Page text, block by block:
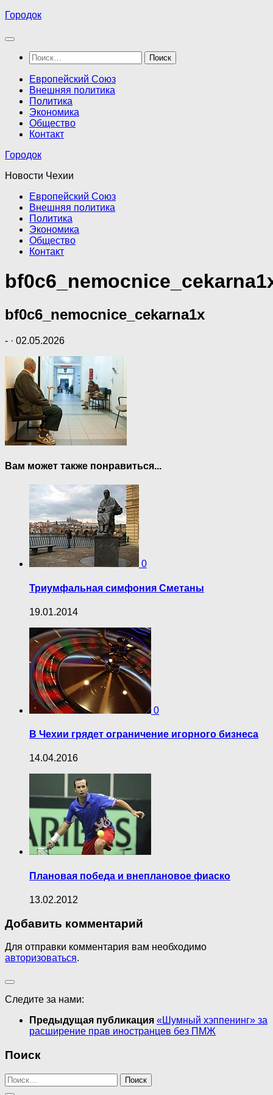
Перейти
содержимому
Городок
Найти:
Европейский Союз
Внешняя политика
Политика
Экономика
Общество
Контакт
Городок
Новости Чехии
Европейский Союз
Внешняя политика
Политика
Экономика
Общество
Контакт
bf0c6_nemocnice_cekarna1x
- · 02.05.2026
Вам может также понравиться...
0
Триумфальная симфония Сметаны
19.01.2014
0
В Чехии грядет ограничение игорного бизнеса
14.04.2016
Плановая победа и внеплановое фиаско
13.02.2012
Добавить комментарий
Для отправки комментария вам необходимо
авторизоваться.
Следите за нами:
Предыдущая публикация «Шумный хэппенинг» за
расширение прав иностранцев без ПМЖ
Поиск
Найти: